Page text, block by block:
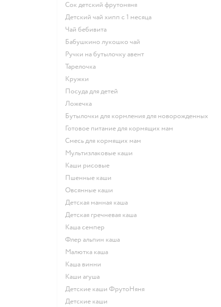
сок детский фрутоняня
детский чай хипп с 1 месяца
чай бебивита
бабушкино лукошко чай
ручки на бутылочку авент
тарелочка
кружки
посуда для детей
ложечка
бутылочки для кормления для новорожденных
готовое питание для кормящих мам
смесь для кормящих мам
Мультизлаковые каши
Каши рисовые
Пшенные каши
овсянные каши
детская манная каша
детская гречневая каша
каша семпер
флер альпин каша
малютка каша
каша винни
каши агуша
Детские каши ФрутоНяня
детские каши